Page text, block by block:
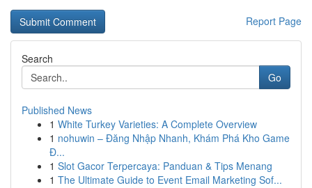
Report Page
Search
Go
Published News
1 White Turkey Varieties: A Complete Overview
1 nohuwin – Đăng Nhập Nhanh, Khám Phá Kho Game
Đ...
1 Slot Gacor Terpercaya: Panduan & Tips Menang
1 The Ultimate Guide to Event Email Marketing Sof...